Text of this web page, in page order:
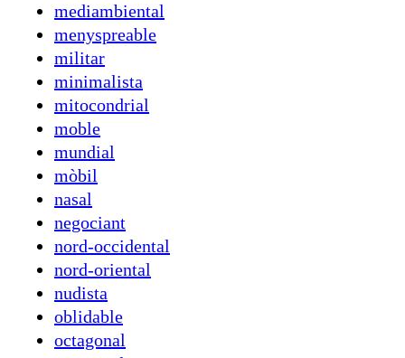
mediambiental
menyspreable
militar
minimalista
mitocondrial
moble
mundial
mòbil
nasal
negociant
nord-occidental
nord-oriental
nudista
oblidable
octagonal